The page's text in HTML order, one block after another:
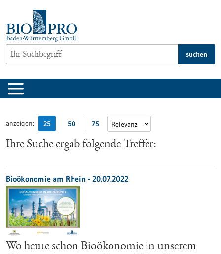
springen
suchen
anzeigen: 25 50 75
Ihre Suche ergab folgende Treffer:
Bioökonomie am Rhein - 20.07.2022
Wo heute schon Bioökonomie in unserem